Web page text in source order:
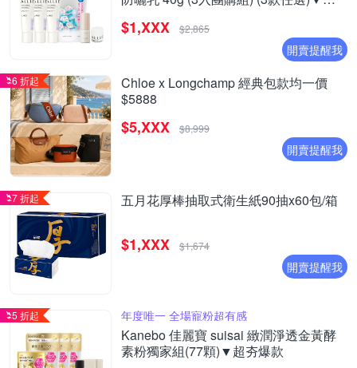
$1,XXX $2,865
開賣提醒我
6 折起
Chloe x Longchamp 經典包款均一價
$5888
$5,XXX $8,999
開賣提醒我
7 折起 五月花厚棒抽取式衛生紙90抽x60包/箱
$1,XXX $1,674
開賣提醒我
5 折起 年度唯一 全場寵粉超有感
Kanebo 佳麗寶 suisai 緻潤淨透金黃酵
素粉獨家組(77顆)▼超夯爆款